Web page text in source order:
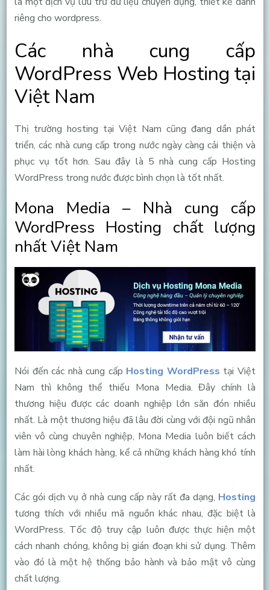
riêng cho wordpress.
Các nhà cung cấp
WordPress Web Hosting tại
Việt Nam
Thị trường hosting tại Việt Nam cũng đang dần phát
triển, các nhà cung cấp trong nước ngày càng cải thiện và
phục vụ tốt hơn. Sau đây là 5 nhà cung cấp Hosting
WordPress trong nước được bình chọn là tốt nhất.
Mona Media – Nhà cung cấp
WordPress Hosting chất lượng
nhất Việt Nam
Nói đến các nhà cung cấp Hosting WordPress tại Việt
Nam thì không thể thiếu Mona Media. Đây chính là
thương hiệu được các doanh nghiệp lớn săn đón nhiều
nhất. Là một thương hiệu đã lâu đời cùng với đội ngũ nhân
viên vô cùng chuyên nghiệp, Mona Media luôn biết cách
làm hài lòng khách hàng, kể cả những khách hàng khó tính
nhất.
Các gói dịch vụ ở nhà cung cấp này rất đa dạng, Hosting
tương thích với nhiều mã nguồn khác nhau, đặc biệt là
WordPress. Tốc độ truy cập luôn được thực hiện một
cách nhanh chóng, không bị gián đoạn khi sử dụng. Thêm
vào đó là một hệ thống bảo hành và bảo mật vô cùng
chất lượng.